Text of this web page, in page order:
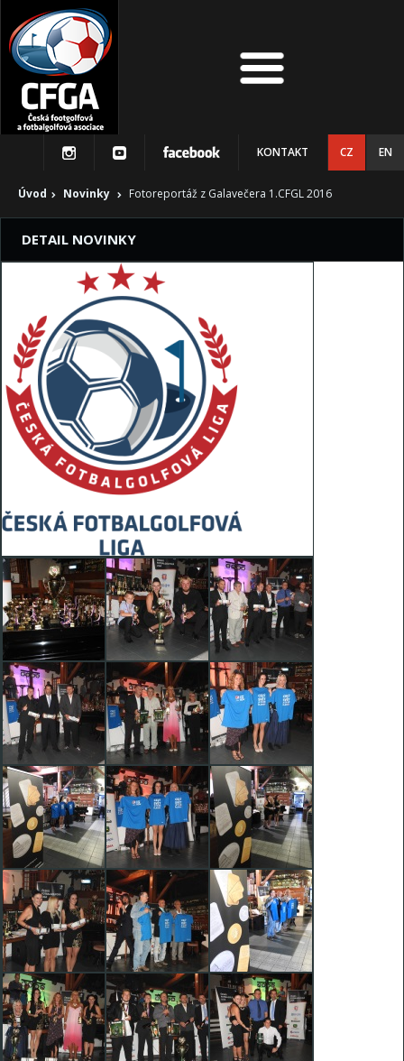
KONTAKT CZ EN
Úvod Novinky Fotoreportáž z Galavečera 1.CFGL 2016
DETAIL NOVINKY